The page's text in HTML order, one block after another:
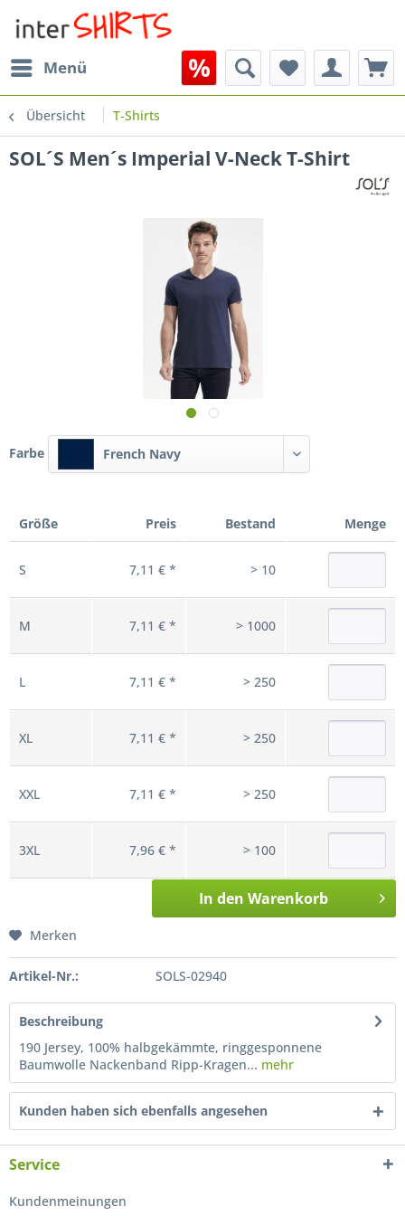
Menü
Übersicht T-Shirts
SOL´S Men´s Imperial V-Neck T-Shirt
Farbe French Navy
Größe Preis Bestand Menge
S 7,11 € * > 10
M 7,11 € * > 1000
L 7,11 € * > 250
XL 7,11 € * > 250
XXL 7,11 € * > 250
3XL 7,96 € * > 100
In den Warenkorb
Merken
Artikel-Nr.: SOLS-02940
Beschreibung
190 Jersey, 100% halbgekämmte, ringgesponnene
Baumwolle Nackenband Ripp-Kragen... mehr
Kunden haben sich ebenfalls angesehen
Service
Kundenmeinungen